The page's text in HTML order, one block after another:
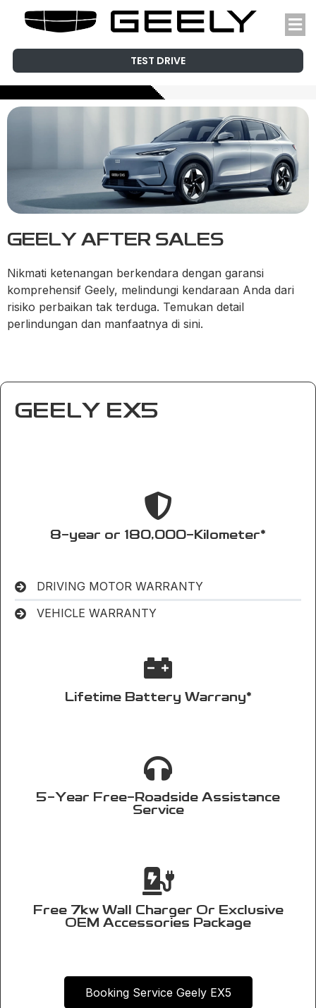
TEST DRIVE
GEELY AFTER SALES
Nikmati ketenangan berkendara dengan garansi
komprehensif Geely, melindungi kendaraan Anda dari
risiko perbaikan tak terduga. Temukan detail
perlindungan dan manfaatnya di sini.
GEELY EX5
8-year or 180,000-Kilometer*
DRIVING MOTOR WARRANTY
VEHICLE WARRANTY
Lifetime Battery Warrany*
5-Year Free-Roadside Assistance
Service
Free 7kw Wall Charger Or Exclusive
OEM Accessories Package
Booking Service Geely EX5